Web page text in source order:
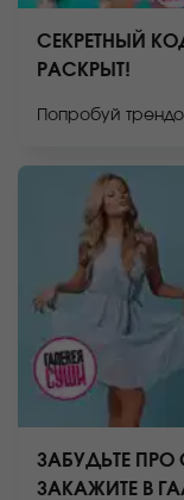
СЕКРЕТНЫЙ
РАСКРЫТ!
Попробуй
ЗАБУДЬТЕ ПРО
ЗАКАЖИТЕ В